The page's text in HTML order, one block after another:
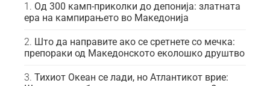
Од 300 камп-приколки до депонија: златната
ера на кампирањето во Македонија
Што да направите ако се сретнете со мечка:
препораки од Македонското еколошко друштво
Тихиот Океан се лади, но Атлантикот врие: